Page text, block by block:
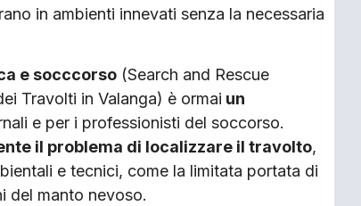
in ambienti innevati senza la necessaria
e socccorso (Search and Rescue
Travolti in Valanga) è ormai un
e per i professionisti del soccorso.
il problema di localizzare il travolto,
e tecnici, come la limitata portata di
del manto nevoso.